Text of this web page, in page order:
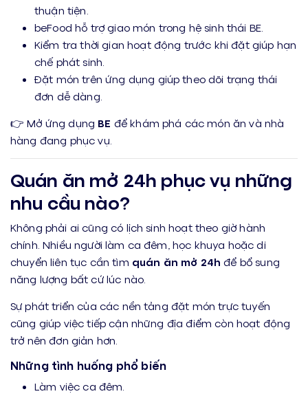
thuận tiện.
beFood hỗ trợ giao món trong hệ sinh thái BE.
Kiểm tra thời gian hoạt động trước khi đặt giúp hạn
chế phát sinh.
Đặt món trên ứng dụng giúp theo dõi trạng thái
đơn dễ dàng.
👉 Mở ứng dụng BE để khám phá các món ăn và nhà
hàng đang phục vụ.
Quán ăn mở 24h phục vụ những
nhu cầu nào?
Không phải ai cũng có lịch sinh hoạt theo giờ hành
chính. Nhiều người làm ca đêm, học khuya hoặc di
chuyển liên tục cần tìm quán ăn mở 24h để bổ sung
năng lượng bất cứ lúc nào.
Sự phát triển của các nền tảng đặt món trực tuyến
cũng giúp việc tiếp cận những địa điểm còn hoạt động
trở nên đơn giản hơn.
Những tình huống phổ biến
Làm việc ca đêm.